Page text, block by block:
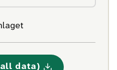
data)